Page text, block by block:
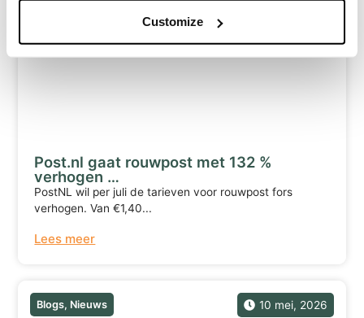
Customize
Post.nl gaat rouwpost met 132 %
verhogen …
PostNL wil per juli de tarieven voor rouwpost fors
verhogen. Van €1,40...
Lees meer
10 mei, 2026
Blogs, Nieuws